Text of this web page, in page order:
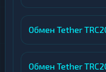
Обмен Tether
Обмен Tether